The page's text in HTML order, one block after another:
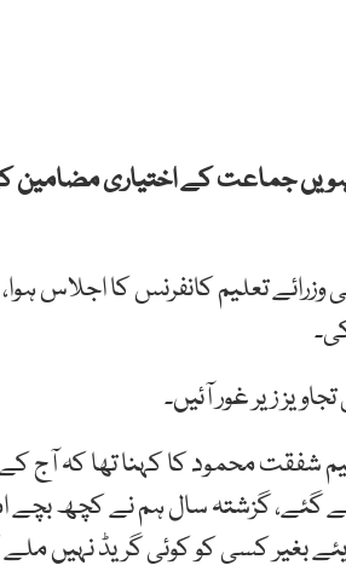
سے بارہویں جماعت کے اختیاری
تعلیم کانفرنس کا اجلاس
زیر غور آئیں۔
شفقت محمود کا کہنا تھا کہ آج
گزشتہ سال ہم نے کچھ بچے
بغیر کسی کو کوئی گریڈ نہیں ملے